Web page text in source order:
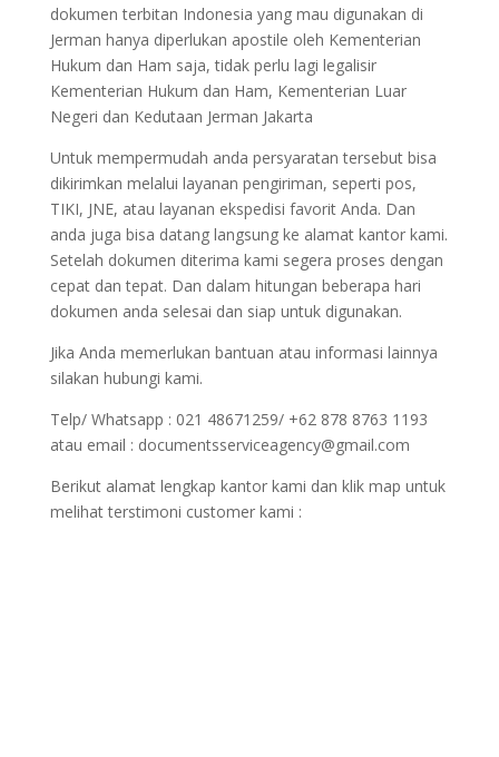
dokumen terbitan Indonesia yang mau digunakan di
Jerman hanya diperlukan apostile oleh Kementerian
Hukum dan Ham saja, tidak perlu lagi legalisir
Kementerian Hukum dan Ham, Kementerian Luar
Negeri dan Kedutaan Jerman Jakarta
Untuk mempermudah anda persyaratan tersebut bisa
dikirimkan melalui layanan pengiriman, seperti pos,
TIKI, JNE, atau layanan ekspedisi favorit Anda. Dan
anda juga bisa datang langsung ke alamat kantor kami.
Setelah dokumen diterima kami segera proses dengan
cepat dan tepat. Dan dalam hitungan beberapa hari
dokumen anda selesai dan siap untuk digunakan.
Jika Anda memerlukan bantuan atau informasi lainnya
silakan hubungi kami.
Telp/ Whatsapp : 021 48671259/ +62 878 8763 1193
atau email : documentsserviceagency@gmail.com
Berikut alamat lengkap kantor kami dan klik map untuk
melihat terstimoni customer kami :